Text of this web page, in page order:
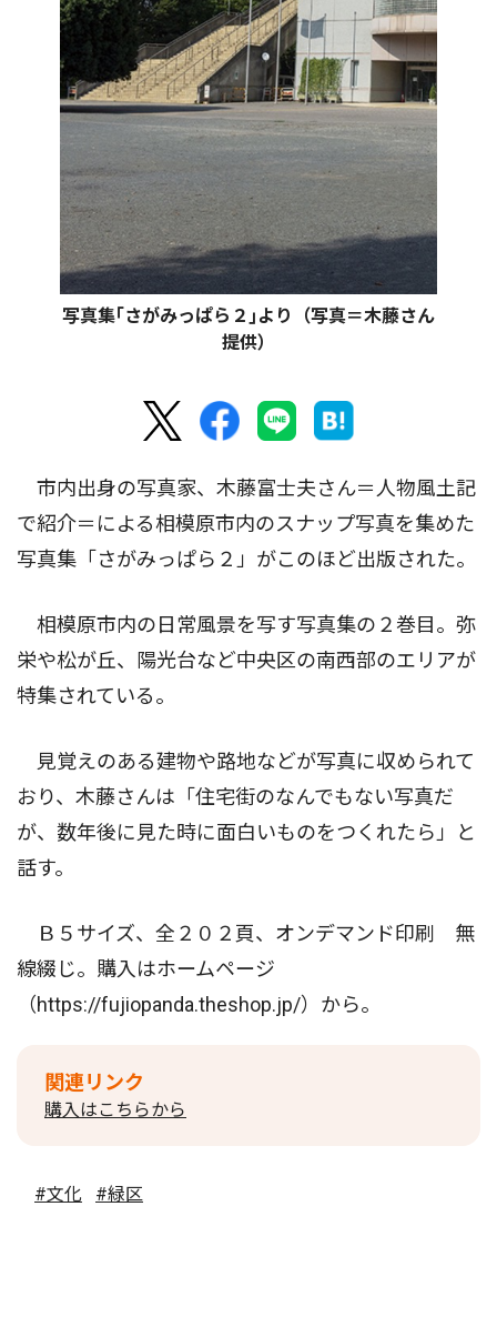
写真集｢さがみっぱら２｣より（写真＝木藤さん
提供）
市内出身の写真家、木藤富士夫さん＝人物風土記
で紹介＝による相模原市内のスナップ写真を集めた
写真集「さがみっぱら２」がこのほど出版された。
相模原市内の日常風景を写す写真集の２巻目。弥
栄や松が丘、陽光台など中央区の南西部のエリアが
特集されている。
見覚えのある建物や路地などが写真に収められて
おり、木藤さんは「住宅街のなんでもない写真だ
が、数年後に見た時に面白いものをつくれたら」と
話す。
Ｂ５サイズ、全２０２頁、オンデマンド印刷 無
線綴じ。購入はホームページ
（https://fujiopanda.theshop.jp/）から。
関連リンク
購入はこちらから
#文化 #緑区